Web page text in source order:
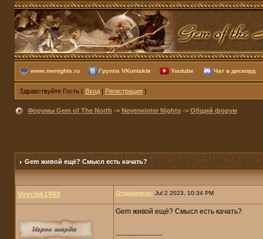
www.nwnights.ru Группа VKontakte Youtube Чат в дискорд
Здравствуйте Гость ( Вход| Регистрация)
Форумы Gem of The North -> Neverwinter Nights-> Общий форум
Gem живой ещё? Смысл есть качать?
Vovchik1980 Отправлено:Jul 2 2023, 10:34 PM
Gem живой ещё? Смысл есть качать?
--------------------